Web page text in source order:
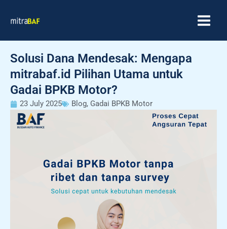
Solusi Dana Mendesak: Mengapa
mitrabaf.id Pilihan Utama untuk
Gadai BPKB Motor?
23 July 2025 Blog, Gadai BPKB Motor